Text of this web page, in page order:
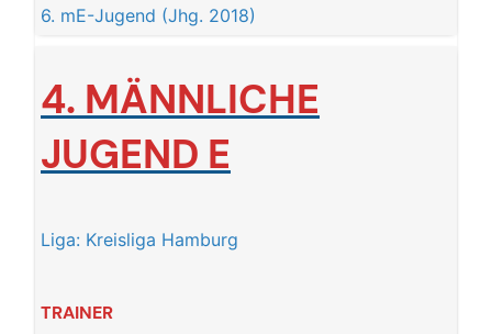
6. mE-Jugend (Jhg. 2018)
4. MÄNNLICHE
JUGEND E
Liga: Kreisliga Hamburg
TRAINER